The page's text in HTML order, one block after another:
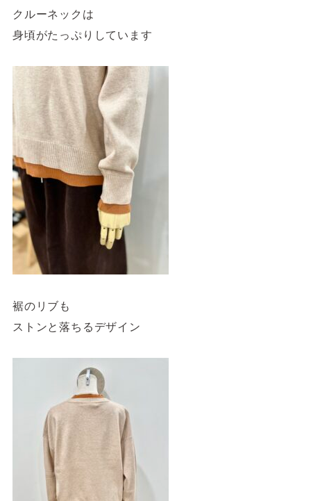
クルーネックは
身頃がたっぷりしています
裾のリブも
ストンと落ちるデザイン